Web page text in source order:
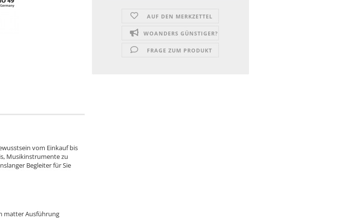
AUF DEN MERKZETTEL
WOANDERS GÜNSTIGER?
FRAGE ZUM PRODUKT
vom Einkauf bis
Musikinstrumente zu
Begleiter für Sie
matter Ausführung